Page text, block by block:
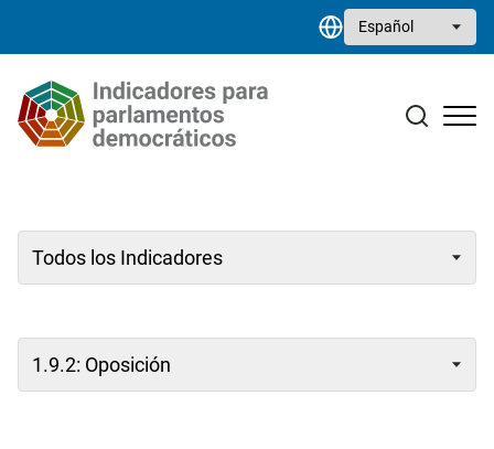
Select your language
Biblioteca de recursos
Contacto